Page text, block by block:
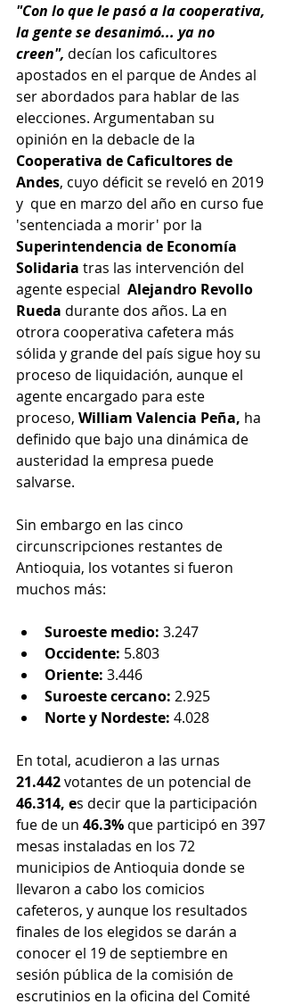
"Con lo que le pasó a la cooperativa,
la gente se desanimó... ya no
creen", decían los caficultores
apostados en el parque de Andes al
ser abordados para hablar de las
elecciones. Argumentaban su
opinión en la debacle de la
Cooperativa de Caficultores de
Andes, cuyo déficit se reveló en 2019
y  que en marzo del año en curso fue
'sentenciada a morir' por la
Superintendencia de Economía
Solidaria tras las intervención del
agente especial Alejandro Revollo
Rueda durante dos años. La en
otrora cooperativa cafetera más
sólida y grande del país sigue hoy su
proceso de liquidación, aunque el
agente encargado para este
proceso, William Valencia Peña, ha
definido que bajo una dinámica de
austeridad la empresa puede
salvarse.
Sin embargo en las cinco
circunscripciones restantes de
Antioquia, los votantes si fueron
muchos más:
Suroeste medio: 3.247
Occidente: 5.803
Oriente: 3.446
Suroeste cercano: 2.925
Norte y Nordeste: 4.028
En total, acudieron a las urnas
21.442 votantes de un potencial de
46.314, es decir que la participación
fue de un 46.3% que participó en 397
mesas instaladas en los 72
municipios de Antioquia donde se
llevaron a cabo los comicios
cafeteros, y aunque los resultados
finales de los elegidos se darán a
conocer el 19 de septiembre en
sesión pública de la comisión de
escrutinios en la oficina del Comité